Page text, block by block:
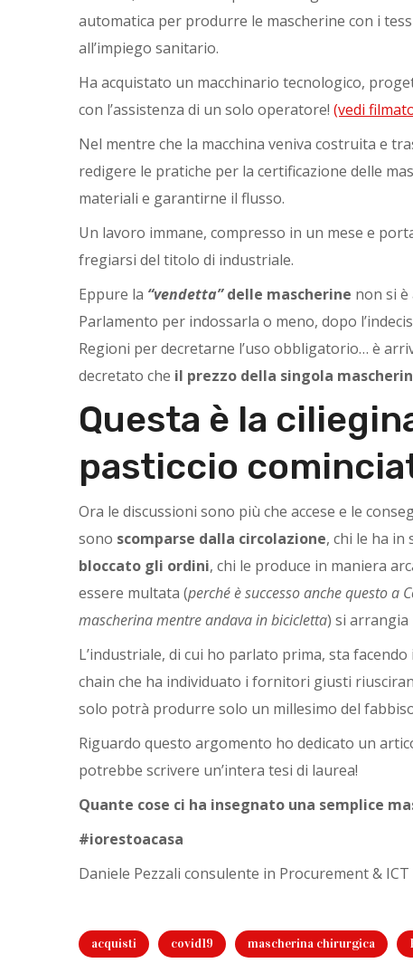
automatica per produrre le mascherine con i
all’impiego sanitario.
Ha acquistato un macchinario tecnologico,
con l’assistenza di un solo operatore! (vedi
Nel mentre che la macchina veniva costruita e
redigere le pratiche per la certificazione delle
materiali e garantirne il flusso.
Un lavoro immane, compresso in un mese e
fregiarsi del titolo di industriale.
Eppure la “vendetta”delle mascherine non si
Parlamento per indossarla o meno, dopo
Regioni per decretarne l’uso obbligatorio… è
decretato che il prezzo della singola
Questa è la
pasticcio
Ora le discussioni sono più che accese e le
sono scomparse dalla circolazione, chi le ha in
bloccato gli ordini, chi le produce in maniera
essere multata (perché è successo anche questo
mascherina mentre andava in bicicletta) si arrangia
L’industriale, di cui ho parlato prima, sta
chain che ha individuato i fornitori giusti
solo potrà produrre solo un millesimo del
Riguardo questo argomento ho dedicato un
potrebbe scrivere un’intera tesi di laurea!
Quante cose ci ha insegnato una semplice
#iorestoacasa
Daniele Pezzali consulente in Procurement & ICT
acquisti covid19 mascherina chirurgica